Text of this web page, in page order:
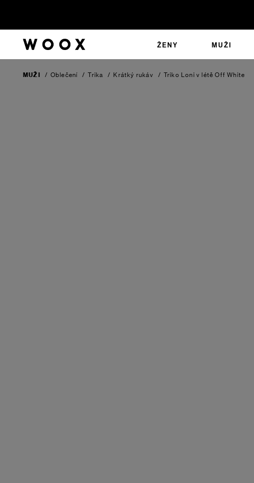
ŽENY MUŽI
MUŽI / Oblečení / Trika / Krátký rukáv / Triko Loni v létěOff White